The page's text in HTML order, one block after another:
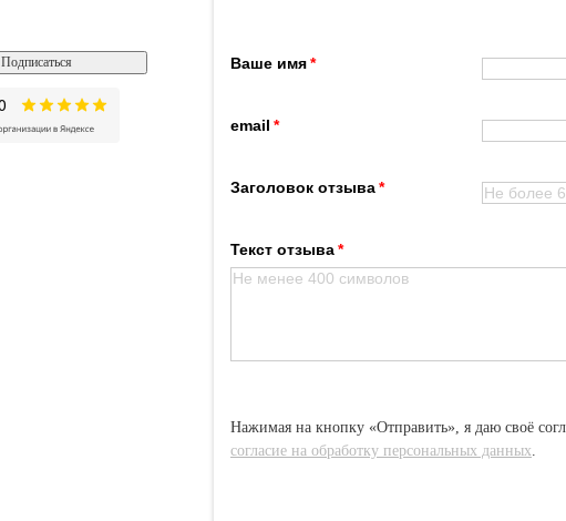
Подписаться Ваше имя
email
Заголовок отзыва
Текст отзыва
Нажимая на кнопку «Отправить», я даю своё
согласие на обработку персональных данных